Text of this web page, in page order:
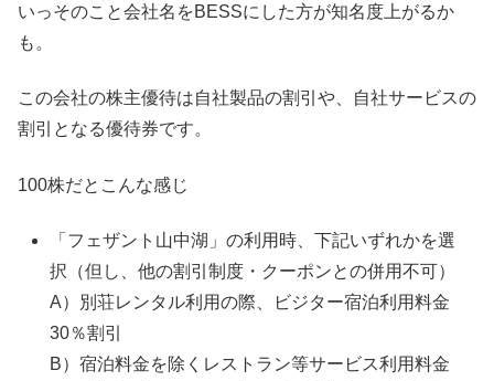
いっそのこと会社名をBESSにした方が知名度上がるか
も。
この会社の株主優待は自社製品の割引や、自社サービスの
割引となる優待券です。
100株だとこんな感じ
「フェザント山中湖」の利用時、下記いずれかを選
択（但し、他の割引制度・クーポンとの併用不可）
A）別荘レンタル利用の際、ビジター宿泊利用料金
30％割引
B）宿泊料金を除くレストラン等サービス利用料金